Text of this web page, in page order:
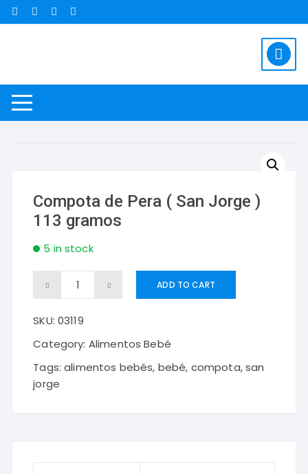
Saltar
al
Compota de Pera ( San Jorge )
113 gramos
5 in stock
Compota
Pera
(
San
ADD TO CART
SKU: 03119
Category: Alimentos Bebé
Tags:alimentos bebés, bebé, compota,san
jorge